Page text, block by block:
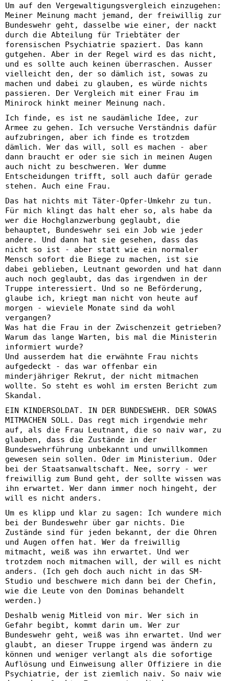
Um auf den Vergewaltigungsvergleich einzugehen:
Meiner Meinung macht jemand, der freiwillig zur
Bundeswehr geht, dasselbe wie einer, der nackt
durch die Abteilung für Triebtäter der
forensischen Psychiatrie spaziert. Das kann
gutgehen. Aber in der Regel wird es das nicht,
und es sollte auch keinen überraschen. Ausser
vielleicht den, der so dämlich ist, sowas zu
machen und dabei zu glauben, es würde nichts
passieren. Der Vergleich mit einer Frau im
Minirock hinkt meiner Meinung nach.
Ich finde, es ist ne saudämliche Idee, zur
Armee zu gehen. Ich versuche Verständnis dafür
aufzubringen, aber ich finde es trotzdem
dämlich. Wer das will, soll es machen - aber
dann braucht er oder sie sich in meinen Augen
auch nicht zu beschweren. Wer dumme
Entscheidungen trifft, soll auch dafür gerade
stehen. Auch eine Frau.
Das hat nichts mit Täter-Opfer-Umkehr zu tun.
Für mich klingt das halt eher so, als habe da
wer die Hochglanzwerbung geglaubt, die
behauptet, Bundeswehr sei ein Job wie jeder
andere. Und dann hat sie gesehen, dass das
nicht so ist - aber statt wie ein normaler
Mensch sofort die Biege zu machen, ist sie
dabei geblieben, Leutnant geworden und hat dann
auch noch geglaubt, das das irgendwen in der
Truppe interessiert. Und so ne Beförderung,
glaube ich, kriegt man nicht von heute auf
morgen - wieviele Monate sind da wohl
vergangen?
Was hat die Frau in der Zwischenzeit getrieben?
Warum das lange Warten, bis mal die Ministerin
informiert wurde?
Und ausserdem hat die erwähnte Frau nichts
aufgedeckt - das war offenbar ein
minderjähriger Rekrut, der nicht mitmachen
wollte. So steht es wohl im ersten Bericht zum
Skandal.
EIN KINDERSOLDAT. IN DER BUNDESWEHR. DER SOWAS
MITMACHEN SOLL. Das regt mich irgendwie mehr
auf, als die Frau Leutnant, die so naiv war, zu
glauben, dass die Zustände in der
Bundeswehrführung unbekannt und unwillkommen
gewesen sein sollen. Oder im Ministerium. Oder
bei der Staatsanwaltschaft. Nee, sorry - wer
freiwillig zum Bund geht, der sollte wissen was
ihn erwartet. Wer dann immer noch hingeht, der
will es nicht anders.
Um es klipp und klar zu sagen: Ich wundere mich
bei der Bundeswehr über gar nichts. Die
Zustände sind für jeden bekannt, der die Ohren
und Augen offen hat. Wer da freiwillig
mitmacht, weiß was ihn erwartet. Und wer
trotzdem noch mitmachen will, der will es nicht
anders. (Ich geh doch auch nicht in das SM-
Studio und beschwere mich dann bei der Chefin,
wie die Leute von den Dominas behandelt
werden.)
Deshalb wenig Mitleid von mir. Wer sich in
Gefahr begibt, kommt darin um. Wer zur
Bundeswehr geht, weiß was ihn erwartet. Und wer
glaubt, an dieser Truppe irgend was ändern zu
können und weniger verlangt als die sofortige
Auflösung und Einweisung aller Offiziere in die
Psychiatrie, der ist ziemlich naiv. So naiv wie